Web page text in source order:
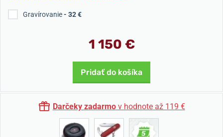
Gravírovanie- 32 €
1 150 €
Pridať do košíka
Darčeky zadarmov hodnote až 119 €